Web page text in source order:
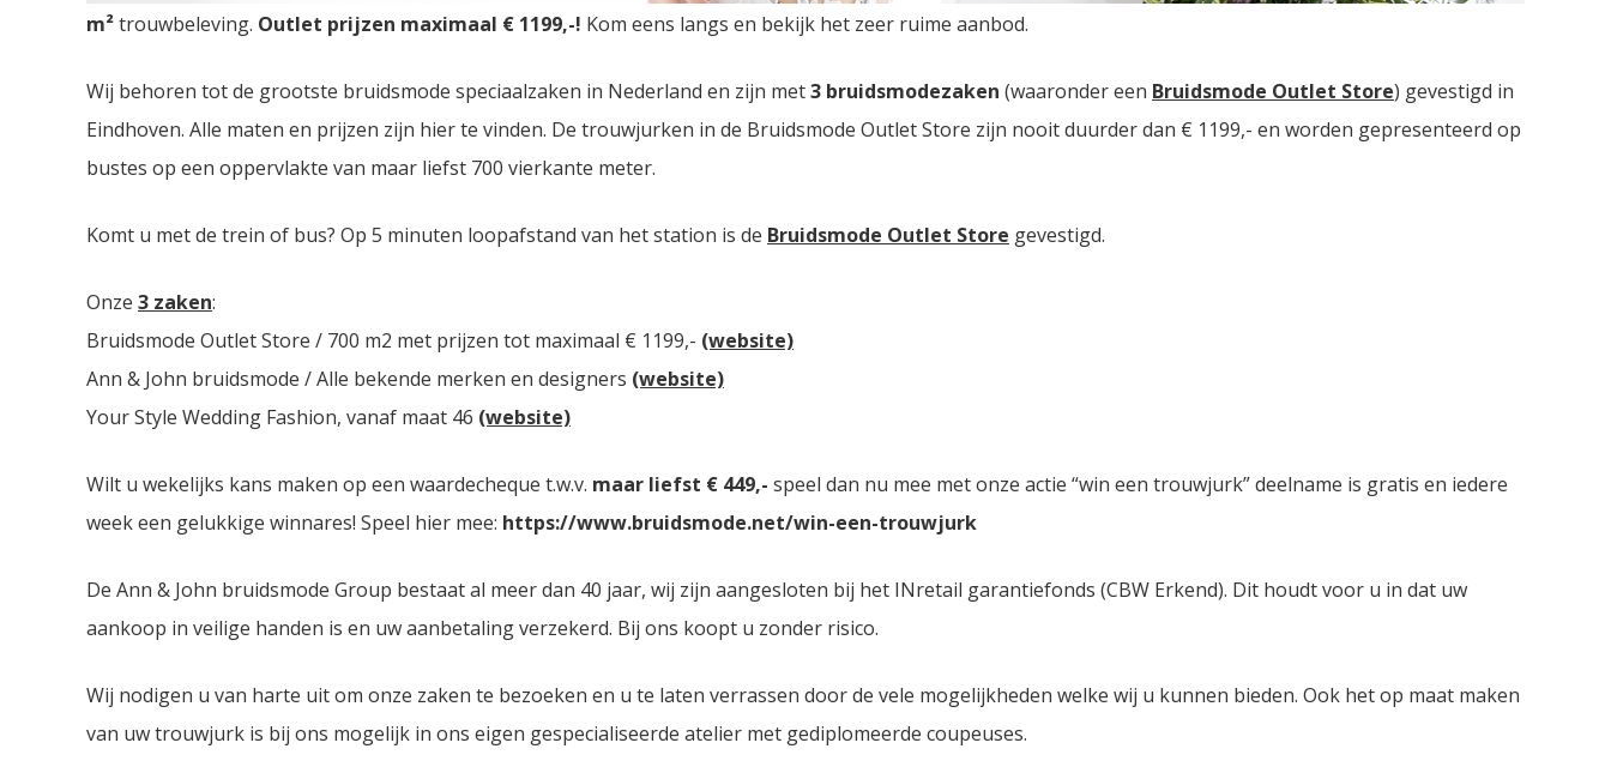
m²trouwbeleving. Outlet prijzen maximaal € 1199,-! Kom eens langs en bekijk het zeer ruime aanbod.
Wij behoren tot de grootste bruidsmode speciaalzaken in Nederland en zijn met3 bruidsmodezaken (waaronder een Bruidsmode Outlet Store) gevestigd in
Eindhoven. Alle maten en prijzen zijn hier te vinden. De trouwjurken in de Bruidsmode Outlet Store zijn nooit duurder dan € 1199,- en worden gepresenteerd op
bustes op een oppervlakte van maar liefst 700 vierkante meter.
Komt u met de trein of bus? Op 5 minuten loopafstand van het station is de Bruidsmode Outlet Store gevestigd.
Onze 3 zaken:
Bruidsmode Outlet Store / 700 m2 met prijzen tot maximaal € 1199,- (website)
Ann & John bruidsmode / Alle bekende merken en designers (website)
Your Style Wedding Fashion, vanaf maat 46 (website)
Wilt u wekelijks kans maken op een waardecheque t.w.v. maar liefst € 449,- speel dan nu mee met onze actie “win een trouwjurk” deelname is gratis en iedere
week een gelukkige winnares! Speel hier mee: https://www.bruidsmode.net/win-een-trouwjurk
De Ann & John bruidsmode Group bestaat al meer dan 40 jaar, wij zijn aangesloten bij het INretail garantiefonds (CBW Erkend). Dit houdt voor u in dat uw
aankoop in veilige handen is en uw aanbetaling verzekerd. Bij ons koopt u zonder risico.
Wij nodigen u van harte uit om onze zaken te bezoeken en u te laten verrassen door de vele mogelijkheden welke wij u kunnen bieden. Ook het op maat maken
van uw trouwjurk is bij ons mogelijk in ons eigen gespecialiseerde atelier met gediplomeerde coupeuses.